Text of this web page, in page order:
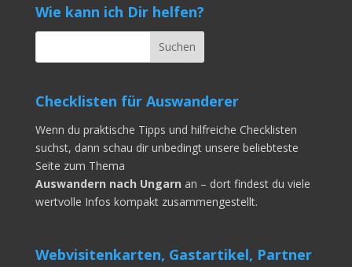
Wie kann ich Dir helfen?
Checklisten für Auswanderer
Wenn du praktische Tipps und hilfreiche Checklisten
suchst, dann schau dir unbedingt unsere beliebteste
Seite zum Thema
Auswandern nach Ungarn an – dort findest du viele
wertvolle Infos kompakt zusammengestellt.
Webvisitenkarten, Gastartikel, Partner